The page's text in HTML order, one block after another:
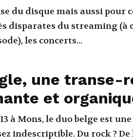
du disque mais aussi pour
disparates du streaming (à
les concerts...
une transe-
et
à Mons, le duo belge est
indescriptible. Du rock ?